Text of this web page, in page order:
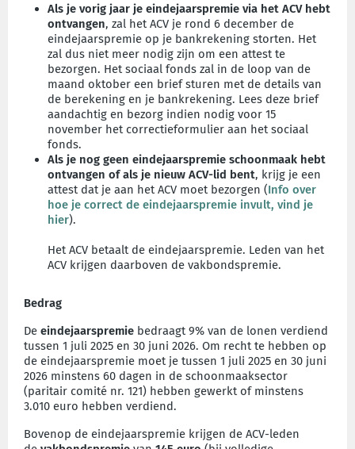
Als je vorig jaar je eindejaarspremie via het ACV hebt
ontvangen, zal het ACV je rond 6 december de
eindejaarspremie op je bankrekening storten. Het
zal dus niet meer nodig zijn om een attest te
bezorgen. Het sociaal fonds zal in de loop van de
maand oktober een brief sturen met de details van
de berekening en je bankrekening. Lees deze brief
aandachtig en bezorg indien nodig voor 15
november het correctieformulier aan het sociaal
fonds.
Als je nog geen eindejaarspremie schoonmaak hebt
ontvangen of als je nieuw ACV-lid bent, krijg je een
attest dat je aan het ACV moet bezorgen (Info over
hoe je correct de eindejaarspremie invult, vind je
hier).
Het ACV betaalt de eindejaarspremie. Leden van het
ACV krijgen daarboven de vakbondspremie.
Bedrag
De eindejaarspremie bedraagt 9% van de lonen verdiend
tussen 1 juli 2025 en 30 juni 2026. Om recht te hebben op
de eindejaarspremie moet je tussen 1 juli 2025 en 30 juni
2026 minstens 60 dagen in de schoonmaaksector
(paritair comité nr. 121) hebben gewerkt of minstens
3.010 euro hebben verdiend.
Bovenop de eindejaarspremie krijgen de ACV-leden